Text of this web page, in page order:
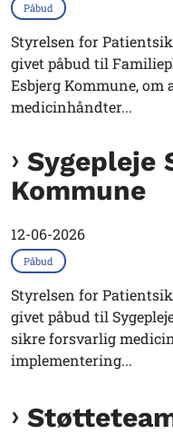
Påbud
Styrelsen for
givet påbud til
Esbjerg Kommune,
medicinhåndter...
Sygepleje
Kommune
12-06-2026
Påbud
Styrelsen for
givet påbud til
sikre forsvarlig
implementering...